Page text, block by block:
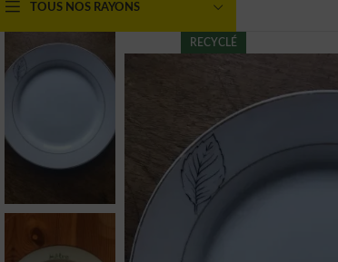
TOUS NOS RAYONS
RECYCLÉ